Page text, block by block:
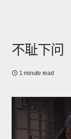
不耻下问
1 minute read